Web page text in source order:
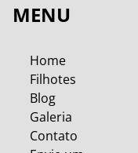
MENU
Home
Filhotes
Blog
Galeria
Contato